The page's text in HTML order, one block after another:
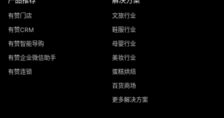
有赞门店
有赞CRM
有赞智能导购
有赞企业微信助手
有赞连锁
文旅行业
鞋服行业
母婴行业
美妆行业
蛋糕烘焙
百货商场
更多解决方案